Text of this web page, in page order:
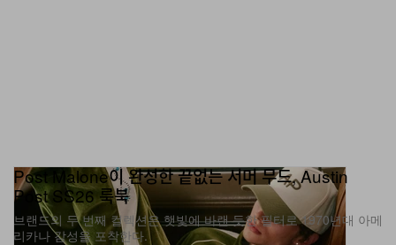
Post Malone이 완성한 끝없는 서머 무드, Austin
Post SS26 룩북
브랜드의 두 번째 컬렉션은 햇빛에 바랜 듯한 필터로 1970년대 아메
리카나 감성을 포착한다.